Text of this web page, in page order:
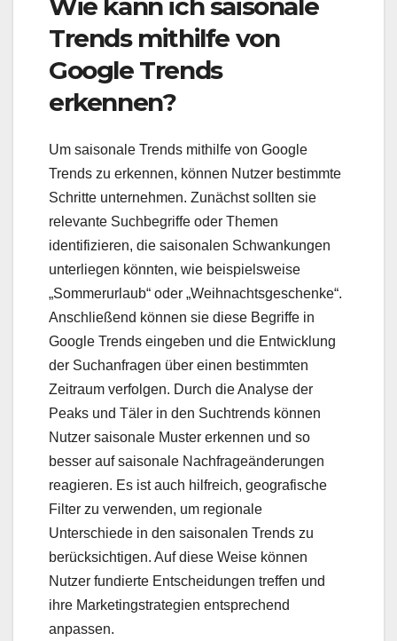
Trends mithilfe von
Google Trends
erkennen?
Um saisonale Trends mithilfe von Google
Trends zu erkennen, können Nutzer bestimmte
Schritte unternehmen. Zunächst sollten sie
relevante Suchbegriffe oder Themen
identifizieren, die saisonalen Schwankungen
unterliegen könnten, wie beispielsweise
„Sommerurlaub“ oder „Weihnachtsgeschenke“.
Anschließend können sie diese Begriffe in
Google Trends eingeben und die Entwicklung
der Suchanfragen über einen bestimmten
Zeitraum verfolgen. Durch die Analyse der
Peaks und Täler in den Suchtrends können
Nutzer saisonale Muster erkennen und so
besser auf saisonale Nachfrageänderungen
reagieren. Es ist auch hilfreich, geografische
Filter zu verwenden, um regionale
Unterschiede in den saisonalen Trends zu
berücksichtigen. Auf diese Weise können
Nutzer fundierte Entscheidungen treffen und
ihre Marketingstrategien entsprechend
anpassen.